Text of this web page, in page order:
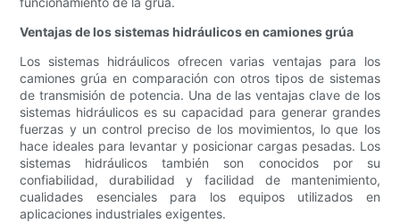
Ventajas de los sistemas hidráulicos en camiones grúa
Los sistemas hidráulicos ofrecen varias ventajas para los
camiones grúa en comparación con otros tipos de sistemas
de transmisión de potencia. Una de las ventajas clave de los
sistemas hidráulicos es su capacidad para generar grandes
fuerzas y un control preciso de los movimientos, lo que los
hace ideales para levantar y posicionar cargas pesadas. Los
sistemas hidráulicos también son conocidos por su
confiabilidad, durabilidad y facilidad de mantenimiento,
cualidades esenciales para los equipos utilizados en
aplicaciones industriales exigentes.